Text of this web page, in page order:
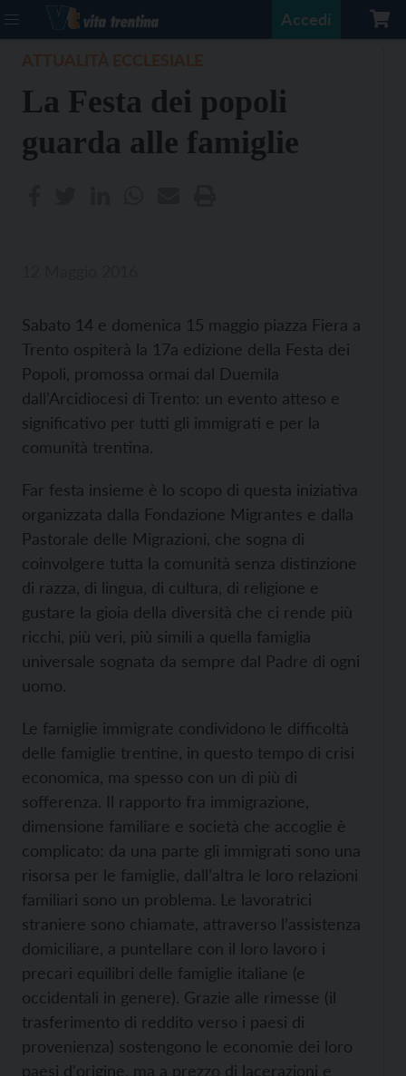
Accedi
La Festa dei popoli
guarda alle famiglie
Sabato 14 e domenica 15 maggio piazza Fiera a
Trento ospiterà la 17a edizione della Festa dei
Popoli, promossa ormai dal Duemila
dall’Arcidiocesi di Trento: un evento atteso e
significativo per tutti gli immigrati e per la
comunità trentina.
Far festa insieme è lo scopo di questa iniziativa
organizzata dalla Fondazione Migrantes e dalla
Pastorale delle Migrazioni, che sogna di
coinvolgere tutta la comunità senza distinzione
di razza, di lingua, di cultura, di religione e
gustare la gioia della diversità che ci rende più
ricchi, più veri, più simili a quella famiglia
universale sognata da sempre dal Padre di ogni
uomo.
Le famiglie immigrate condividono le difficoltà
delle famiglie trentine, in questo tempo di crisi
economica, ma spesso con un di più di
sofferenza. Il rapporto fra immigrazione,
dimensione familiare e società che accoglie è
complicato: da una parte gli immigrati sono una
risorsa per le famiglie, dall’altra le loro relazioni
familiari sono un problema. Le lavoratrici
straniere sono chiamate, attraverso l’assistenza
domiciliare, a puntellare con il loro lavoro i
precari equilibri delle famiglie italiane (e
occidentali in genere). Grazie alle rimesse (il
trasferimento di reddito verso i paesi di
provenienza) sostengono le economie dei loro
paesi d'origine, ma a prezzo di lacerazioni e